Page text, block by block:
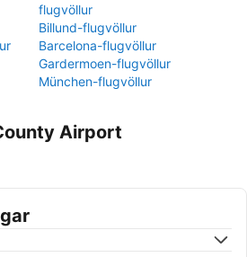
flugvöllur
Billund-flugvöllur
Barcelona-flugvöllur
Gardermoen-flugvöllur
München-flugvöllur
County Airport